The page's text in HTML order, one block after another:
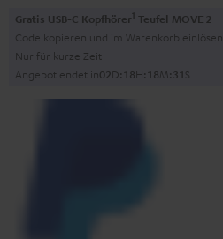
Gratis USB-C Kopfhörer1 Teufel MOVE 2
Code kopieren und im Warenkorb einlösen.
Nur für kurze Zeit
Angebot endet in02D:18H:18M: 30S